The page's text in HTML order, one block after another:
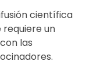
científica
un
las